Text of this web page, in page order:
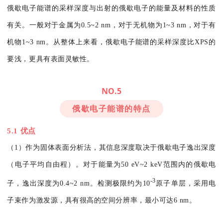
俄歇电子能谱的采样深度与出射的俄歇电子的能量及材料的性质
有关。一般对于金属为0.5~2 nm，对于无机物为1~3 nm，对于有
机物1~3 nm。从整体上来看，俄歇电子能谱的采样深度比XPS的
要浅，更具有表面灵敏性。
NO.5
俄歇电子能谱的特点
5.1 优点
（1）作为固体表面分析法，其信息深度取决于俄歇电子逸出深度
（电子平均自由程）。对于能量为50 eV~2 keV范围内的俄歇电
子，逸出深度为0.4~2 nm。检测极限约为10-3原子单层，采用电
子束作为激发源，具有很高的空间分辨率，最小可达6 nm。